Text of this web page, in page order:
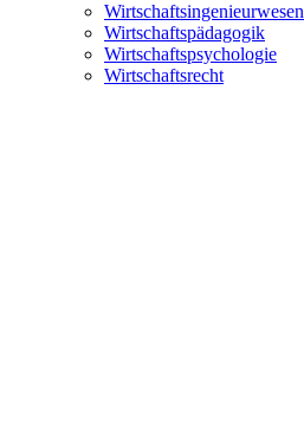
Wirtschaftsingenieurwesen
Wirtschaftspädagogik
Wirtschaftspsychologie
Wirtschaftsrecht